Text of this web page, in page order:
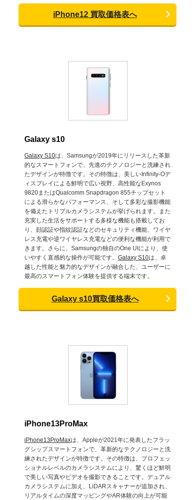
iPhone12 買取価格表へ
Galaxy s10
Galaxy S10は、Samsungが2019年にリリースした革新
的なスマートフォンで、先進のテクノロジーと洗練され
たデザインが特徴です。その特徴は、美しいInfinity-Oデ
ィスプレイによる鮮明で広い視野、高性能なExynos
9820またはQualcomm Snapdragon 855チップセット
による滑らかなパフォーマンス、そして多彩な撮影機能
を備えたトリプルカメラシステムが挙げられます。また
充実した生活をサポートする多様な機能も搭載してお
り、顔認証や指紋認証などのセキュリティ機能、ワイヤ
レス充電や逆ワイヤレス充電などの便利な機能が利用で
きます。さらに、Samsungの独自のOne UIにより、使
いやすく直感的な操作が可能です。 Galaxy S10は、卓
越した性能と魅力的なデザインが融合した、ユーザーに
最高のスマートフォン体験を提供する端末です。
Galaxy s10買取価格表へ
iPhone13ProMax
iPhone13ProMaxは、Appleが2021年に発表したフラッ
グシップスマートフォンで、革新的なテクノロジーと洗
練されたデザインが特徴です。その特徴は、プロフェッ
ショナルレベルのカメラシステムにより、驚くほど鮮明
で美しい写真やビデオを撮影できることです。デュアル
カメラシステムに加え、LiDARスキャナーが追加され、
リアルタイムの深度マッピングやAR体験の向上が可能